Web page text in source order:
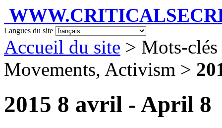
Langues du site
Accueil du site > Mots-
Movements, Activism >
2015 8 avril - April 8